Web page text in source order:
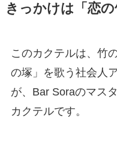
きっかけは「恋
このカクテルは、竹
の塚」を歌う社会人
が、Bar Soraのマス
カクテルです。